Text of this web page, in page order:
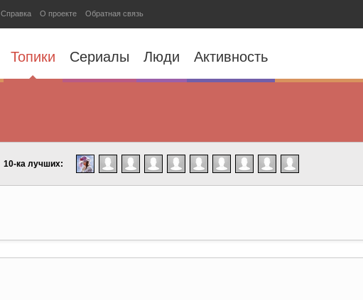
Справка О проекте Обратная связь
Топики Сериалы Люди Активность
10-ка лучших: